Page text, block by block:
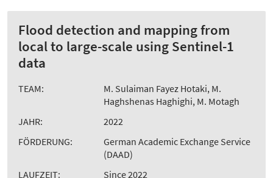
Flood detection and mapping from
local to large-scale using Sentinel-1
data
TEAM:
M. Sulaiman Fayez Hotaki, M.
Haghshenas Haghighi, M. Motagh
JAHR:
2022
FÖRDERUNG:
German Academic Exchange Service
(DAAD)
LAUFZEIT:
Since 2022